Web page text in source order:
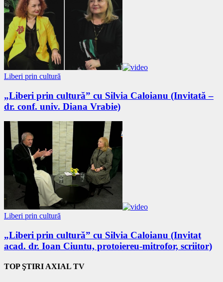
Liberi prin cultură
„Liberi prin cultură” cu Silvia Caloianu (Invitată –
dr. conf. univ. Diana Vrabie)
Liberi prin cultură
„Liberi prin cultură” cu Silvia Caloianu (Invitat
acad. dr. Ioan Ciuntu, protoiereu-mitrofor, scriitor)
TOP ŞTIRI AXIAL TV